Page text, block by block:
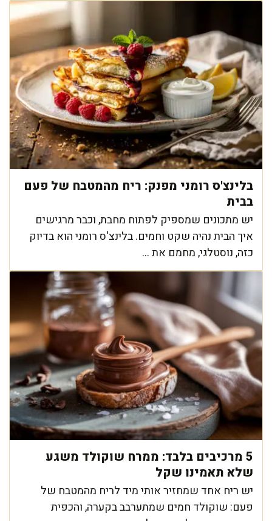
בלינצ'ס רומני מפנק: ריח מהמטבח של פעם
בבית
יש מתכונים שמספיק לפתוח מחבת, וכבר מרגישים
איך הבית נהיה שקט וחמים. בלינצ'ס רומני הוא בדיוק
כזה, נוסטלגי, מחמם את ...
5 מרכיבים בלבד: ממרח שוקולד משגע
שלא תאמינו שקל
יש ריח אחד שמחזיר אותי מיד לריח מהמטבח של
פעם: שוקולד חמים שמתערבב בקערה, והכפית